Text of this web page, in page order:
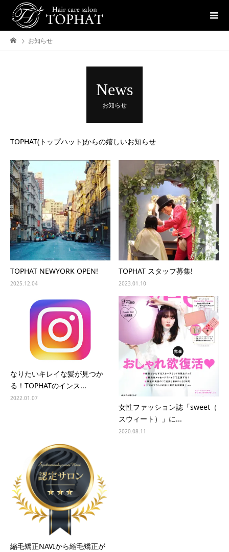
お知らせ
News
お知らせ
TOPHAT(トップハット)からの嬉しいお知らせ
TOPHAT NEWYORK OPEN!
2025.12.04
TOPHAT スタッフ募集!
2023.01.10
なりたいキレイな髪が見つか
る！TOPHATのインス...
2022.01.07
女性ファッション誌「sweet（
スウィート）」に...
2020.08.11
縮毛矯正NAVIから縮毛矯正が